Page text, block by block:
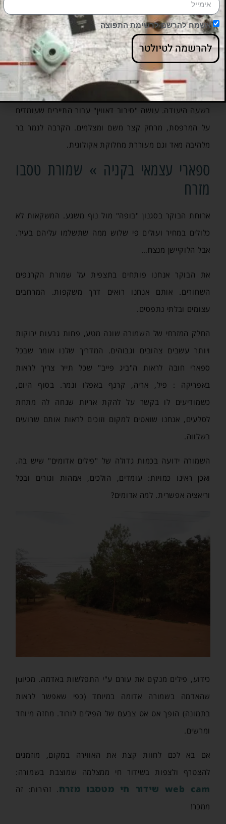
בלילה, אחרי ארוחת הערב, אנחנו חוזרים לחדר. המדריך בא
לקרוא לנו. מסתבר שבכל לילה הצוות קושר חתיכת בשר
גדולה לענף של עץ. "נמר הבית" שמכיר את הקטע, מגיע
בשעה היעודה. עושה "סיבוב דאווין" עבור התיירים שעומדים
על המרפסת, מרחק קצר משם ומצלמים. הקרבה לנמר בר
מלהיבה מאד וגם מעוררת מחלוקת אקולוגית.
ספארי עצמאי בקניה » שמורת טסבו
מזרח
ארוחת הבוקר בסגנון "בופה" מול נוף משגע. המשקאות לא
כלולים במחיר ועולים פי שלוש ממה שתשלמו עליהם בעיר.
אבל הלוקיישן מנצח…
את הבוקר אנחנו פותחים בתצפית על שמורת הקרנפים
השחורים. אותם אנחנו רואים דרך משקפות. המרחבים
עצומים ובלתי נתפסים.
החלק המזרחי של השמורה שונה מטע, פחות גבעות ירוקות
ויותר עשבים צהובים וגבוהים. המדריך שלנו אומר שבכל
ספארי חובה לראות ה"ביג פייב" שכל תייר צריך לראות
באפריקה : פיל, אריה, קרנף באפלו ונמר. בסוף היום,
כשמודיעים לו בקשר על להקת אריות שנחה לה מתחת
לסלעים, אנחנו שואטים למקום וזוכים לראות אותם שרועים
בשלווה.
השמורה ידועה בכמות גדולה של "פילים אדומים" שיש בה.
ואכן ראינו כמויות: עומדים, הולכים, אמהות וגורים ובכל
וריאציה אפשרית. למה אדומים?
כידוע, פילים מנקים את עורם ע"י התפלשות באדמה. מכיוuן
שהאדמה בשמורה אדומה במיוחד (כפי שאפשר לראות
בתמונה) הופך אט אט צבעם של הפילים לורוד. מחזה מיוחד
ומרשים.
אם בא לכם לחוות קצת את האווירה במקום, מוזמנים
להצטרף ולצפות בשידור חי ממצלמה שמוצבת בשמורה:
web cam שידור חי מטסבו מזרח
. זהירות: זה
ממכר!
אשמח להרשם לרשימת התפוצה
להרשמה לטיולטר